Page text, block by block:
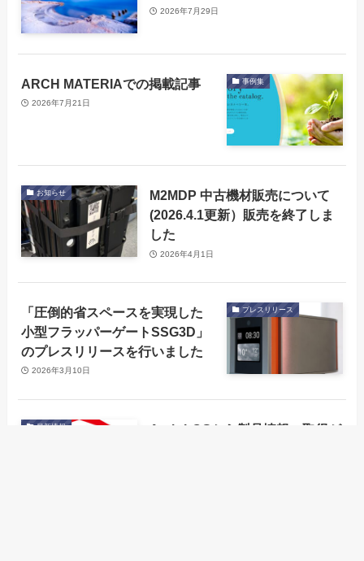
2026年7月29日
事例集
ARCH MATERIAでの掲載記事
2026年7月21日
お知らせ
M2MDP 中古機材販売について
(2026.4.1更新）販売を終了しま
した
2026年4月1日
プレスリリース
「圧倒的省スペースを実現した
小型フラッパーゲートSSG3D」
のプレスリリースを行いました
2026年3月10日
最新情報
Arch-LOGから製品情報の取得が